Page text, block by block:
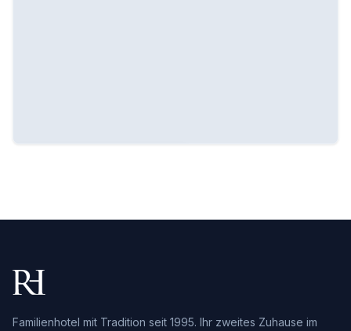
Familienhotel mit Tradition seit 1995. Ihr zweites Zuhause im